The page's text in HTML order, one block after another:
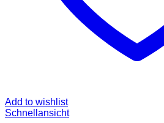
Add to wishlist
Schnellansicht